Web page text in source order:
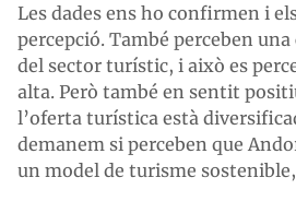
Les dades ens ho confirmen i
percepció. També perceben
del sector turístic, i això es
alta. Però també en sentit
l’oferta turística està
demanem si perceben que
un model de turisme